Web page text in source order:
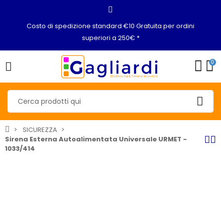
Costo di spedizione standard €10 Gratuita per ordini
superiori a 250€ *
0
SICUREZZA
Sirena Esterna Autoalimentata Universale URMET -
1033/414